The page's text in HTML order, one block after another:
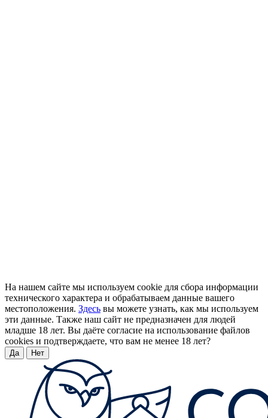
На нашем сайте мы используем cookie для сбора информации
технического характера и обрабатываем данные вашего
местоположения. Здесь вы можете узнать, как мы используем
эти данные. Также наш сайт не предназначен для людей
младше 18 лет. Вы даёте согласие на использование файлов
cookies и подтверждаете, что вам не менее 18 лет?
Да Нет